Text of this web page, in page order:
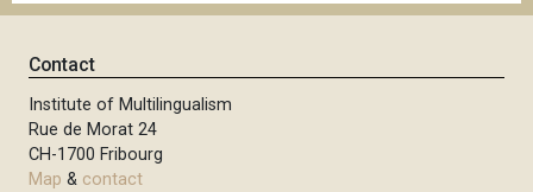
Contact
Institute of Multilingualism
Rue de Morat 24
CH-1700 Fribourg
Map & contact